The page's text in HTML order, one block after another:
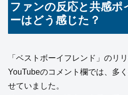
ファンの反応と共感ポ
ーはどう感じた？
「ベストボーイフレンド」のリ
YouTubeのコメント欄では、多
せていました。